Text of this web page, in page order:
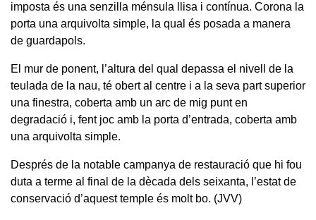
imposta és una senzilla ménsula llisa i contínua. Corona la
porta una arquivolta simple, la qual és posada a manera
de guardapols.
El mur de ponent, l’altura del qual depassa el nivell de la
teulada de la nau, té obert al centre i a la seva part superior
una finestra, coberta amb un arc de mig punt en
degradació i, fent joc amb la porta d’entrada, coberta amb
una arquivolta simple.
Després de la notable campanya de restauració que hi fou
duta a terme al final de la dècada dels seixanta, l’estat de
conservació d’aquest temple és molt bo. (JVV)